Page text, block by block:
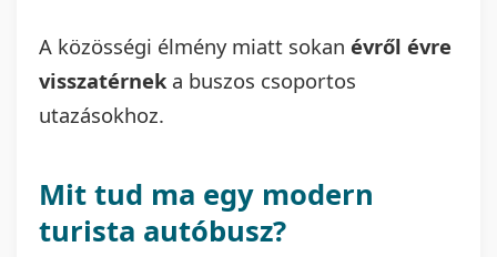
A közösségi élmény miatt sokan évről évre
visszatérnek a buszos csoportos
utazásokhoz.
Mit tud ma egy modern
turista autóbusz?